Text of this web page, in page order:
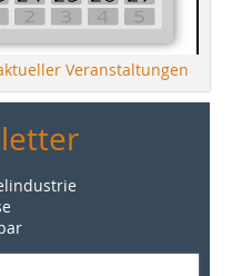
Veranstaltungen